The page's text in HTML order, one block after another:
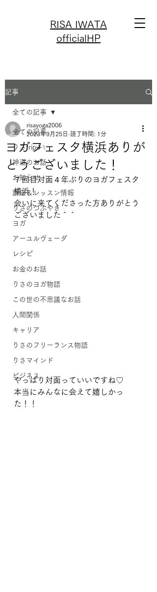
RISA IWATA
officialHP
記事
全ての記事
りさtrip✈️✨
神道のお話
お知らせ
講座＆レッスン情報
りさのつぶやき
ヨガ
アーユルヴェーダ
レシピ
お金のお話
りさのヨガ物語
この世の不思議なお話
人間関係
キャリア
りさのフリーランス物語
りさマインド
ビジネス
全ての記事
ヨガフェスタ横浜ありが
とうございました！
risayoga2006
2023年9月25日 読了時間: 1分
７回目対面４年ぶりのヨガフェスタ
横浜！
会いに来てくださった方ありがとう
ございました＾＾
やっぱり対面っていいですね♡
本当にみんなに会えて嬉しかっ
た！！